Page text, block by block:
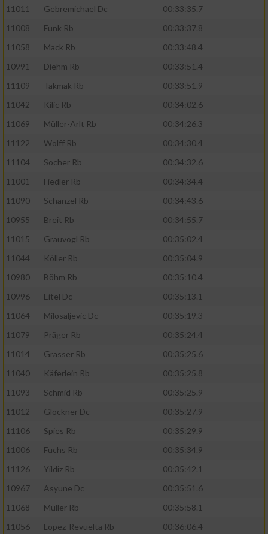
11011
Gebremichael Dc
00:33:35.7
11008
Funk Rb
00:33:37.8
11058
Mack Rb
00:33:48.4
10991
Diehm Rb
00:33:51.4
11109
Takmak Rb
00:33:51.9
11042
Kilic Rb
00:34:02.6
11069
Müller-Arlt Rb
00:34:26.3
11122
Wolff Rb
00:34:30.4
11104
Socher Rb
00:34:32.6
11001
Fiedler Rb
00:34:34.4
11090
Schänzel Rb
00:34:43.6
10955
Breit Rb
00:34:55.7
11015
Grauvogl Rb
00:35:02.4
11044
Köller Rb
00:35:04.9
10980
Böhm Rb
00:35:10.4
10996
Eitel Dc
00:35:13.1
11064
Milosaljevic Dc
00:35:19.3
11079
Präger Rb
00:35:24.4
11014
Grasser Rb
00:35:25.6
11040
Käferlein Rb
00:35:25.8
11093
Schmid Rb
00:35:25.9
11012
Glöckner Dc
00:35:27.9
11106
Spies Rb
00:35:29.9
11006
Fuchs Rb
00:35:34.9
11126
Yildiz Rb
00:35:42.1
10967
Asyune Dc
00:35:51.6
11068
Müller Rb
00:35:58.1
11056
Lopez-Revuelta Rb
00:36:06.4